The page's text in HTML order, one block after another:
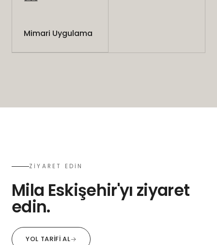
Mimari Uygulama
ZİYARET EDİN
Mila Eskişehir'yı ziyaret
edin.
YOL TARIFI AL